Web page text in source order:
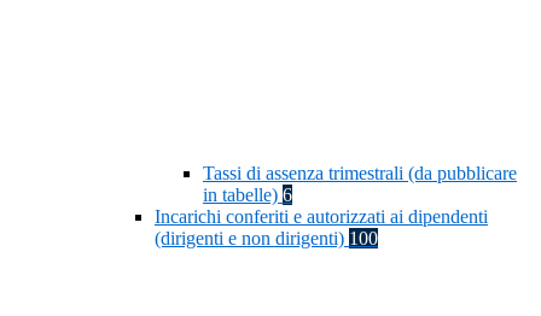
Tassi di assenza trimestrali (da pubblicare
in tabelle) 6
Incarichi conferiti e autorizzati ai dipendenti
(dirigenti e non dirigenti) 100